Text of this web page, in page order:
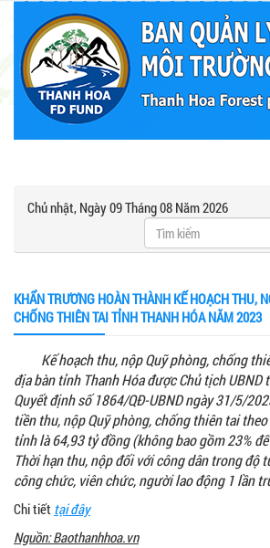
Chủ nhật, Ngày 09 Tháng 08 Năm 2026
KHẨN TRƯƠNG HOÀN THÀNH KẾ HOẠCH THU,
CHỐNG THIÊN TAI TỈNH THANH HÓA NĂM 2023
Kế hoạch thu, nộp Quỹ phòng, chống
địa bàn tỉnh Thanh Hóa được Chủ tịch UBND
Quyết định số 1864/QĐ-UBND ngày 31/5/
tiền thu, nộp Quỹ phòng, chống thiên tai
tỉnh là 64,93 tỷ đồng (không bao gồm 23%
Thời hạn thu, nộp đối với công dân trong độ
công chức, viên chức, người lao động 1 lần
Chi tiết tại đây
Nguồn: Baothanhhoa.vn